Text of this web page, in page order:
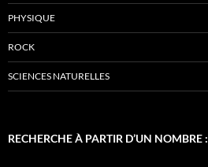
PHYSIQUE
ROCK
SCIENCES NATURELLES
RECHERCHE À PARTIR D’UN NOMBRE :